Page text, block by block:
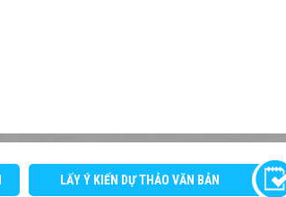
LẤY Ý KIẾN DỰ THẢO VĂN BẢN